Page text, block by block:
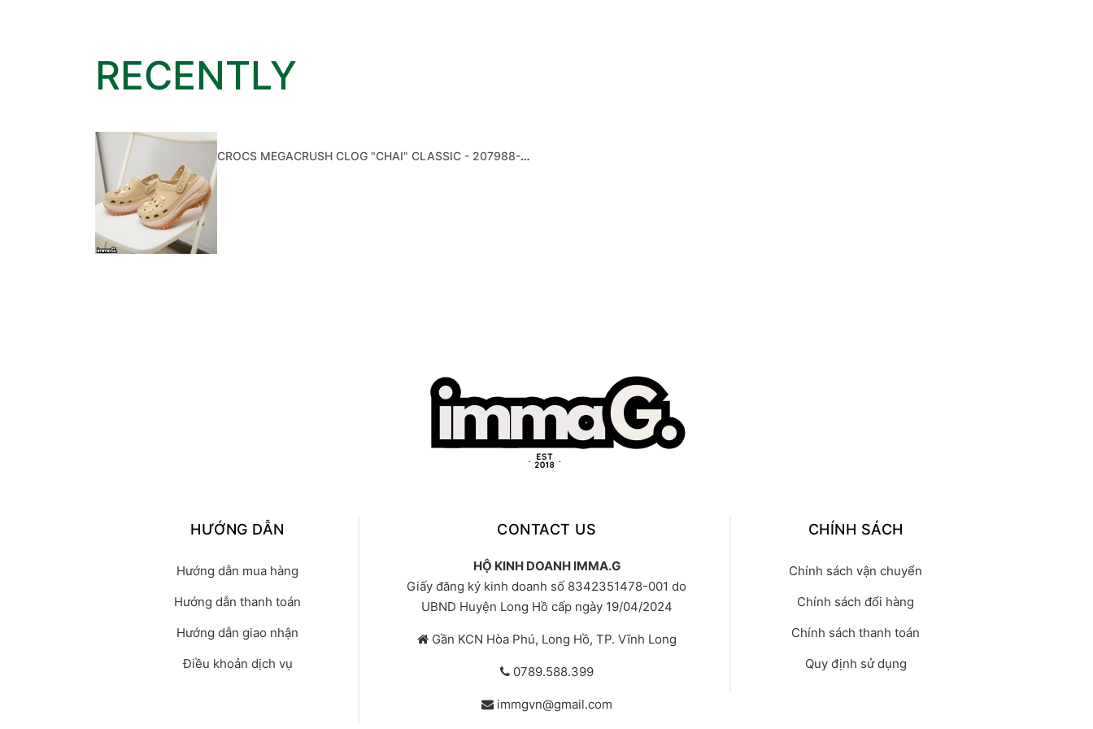
RECENTLY
CROCS MEGACRUSH CLOG "CHAI" CLASSIC - 207988-2ZM
HƯỚNG DẪN
Hướng dẫn mua hàng
Hướng dẫn thanh toán
Hướng dẫn giao nhận
Điều khoản dịch vụ
CONTACT US
HỘ KINH DOANH IMMA.G
Giấy đăng ký kinh doanh số 8342351478-001 do
UBND Huyện Long Hồ cấp ngày 19/04/2024
Gần KCN Hòa Phú, Long Hồ, TP. Vĩnh Long
0789.588.399
immgvn@gmail.com
CHÍNH SÁCH
Chính sách vận chuyển
Chính sách đổi hàng
Chính sách thanh toán
Quy định sử dụng